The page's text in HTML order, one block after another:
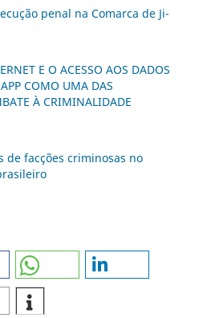
penal na Comarca de Ji-
E O ACESSO AOS DADOS
COMO UMA DAS
À CRIMINALIDADE
de facções criminosas no